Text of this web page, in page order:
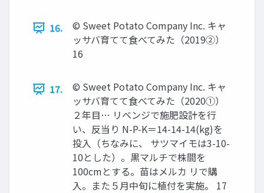
16.
© Sweet Potato Company Inc. キャ
ッサバ育てて食べてみた（2019②）
16
17.
© Sweet Potato Company Inc. キャ
ッサバ育てて食べてみた（2020①）
２年目… リベンジで施肥設計を行
い、反当り N-P-K＝14-14-14(kg)を
投入（ちなみに、 サツマイモは3-10-
10とした）。黒マルチで株間を
100cmとする。苗はメルカ リで購
入。また５月中旬に植付を実施。 17